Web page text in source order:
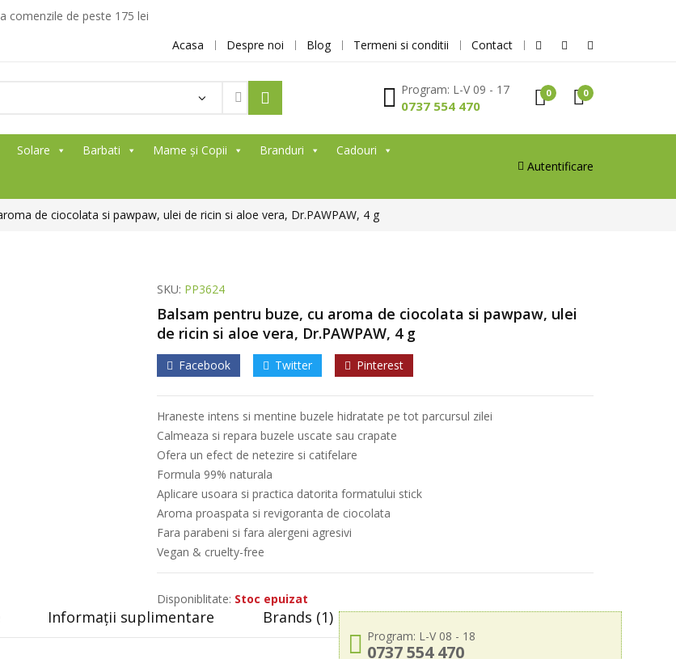
comenzile de peste 175 lei
Acasa
Despre noi Blog Termeni si conditii Contact
Program: L-V 09 - 17
0737 554 470
0 0
Solare Barbati Mame și Copii Branduri Cadouri
Autentificare
de ciocolata si pawpaw, ulei de ricin si aloe vera, Dr.PAWPAW, 4 g
SKU: PP3624
Balsam pentru buze, cu aroma de ciocolata si pawpaw, ulei
de ricin si aloe vera, Dr.PAWPAW, 4 g
Facebook Twitter Pinterest
Hraneste intens si mentine buzele hidratate pe tot parcursul zilei
Calmeaza si repara buzele uscate sau crapate
Ofera un efect de netezire si catifelare
Formula 99% naturala
Aplicare usoara si practica datorita formatului stick
Aroma proaspata si revigoranta de ciocolata
Fara parabeni si fara alergeni agresivi
Vegan & cruelty-free
Disponiblitate: Stoc epuizat
Program: L-V 08 - 18
0737 554 470
Informații suplimentare Brands (1)